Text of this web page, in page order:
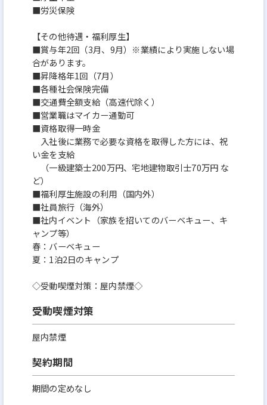
■労災保険
【その他待遇・福利厚生】
■賞与年2回（3月、9月）※業績により実施しない場
合があります。
■昇降格年1回（7月）
■各種社会保険完備
■交通費全額支給（高速代除く）
■営業職はマイカー通勤可
■資格取得一時金
入社後に業務で必要な資格を取得した方には、祝
い金を支給
（一級建築士200万円、宅地建物取引士70万円 な
ど）
■福利厚生施設の利用（国内外）
■社員旅行（海外）
■社内イベント（家族を招いてのバーベキュー、キ
ャンプ等）
春：バーベキュー
夏：1泊2日のキャンプ
◇受動喫煙対策：屋内禁煙◇
受動喫煙対策
屋内禁煙
契約期間
期間の定めなし